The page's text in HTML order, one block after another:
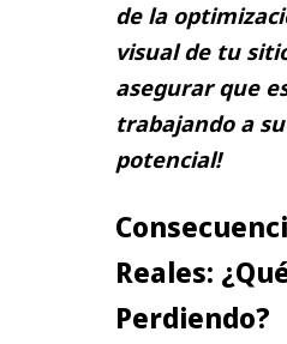
de la
visual de tu
asegurar que
trabajando a
potencial!
Reales:
Perdiendo?